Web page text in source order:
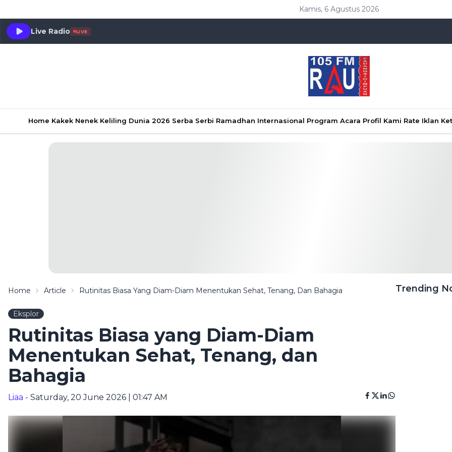
Kamis, 6 Agustus 2026
Live Radio LIVE
Home Kakek Nenek Keliling Dunia 2026 Serba Serbi Ramadhan Internasional Program Acara Profil Kami Rate Iklan
Home Article Rutinitas Biasa Yang Diam-Diam Menentukan Sehat, Tenang, Dan Bahagia
Eksplor
Rutinitas Biasa yang Diam-Diam
Menentukan Sehat, Tenang, dan
Bahagia
Liaa - Saturday, 20 June 2026 | 01:47 AM
Trending